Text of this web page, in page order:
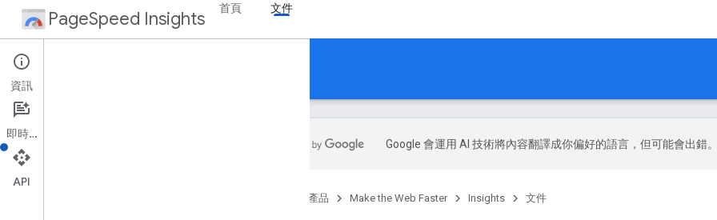
PageSpeed Insights 首頁 文件
讓網頁在所有裝置上都能快速載入
關於 Page
Google 會運用 AI 技術將內容翻譯成你偏好的語言，但可能會出錯
產品 Make the Web Faster Insights 文件
資訊
即時通訊
API